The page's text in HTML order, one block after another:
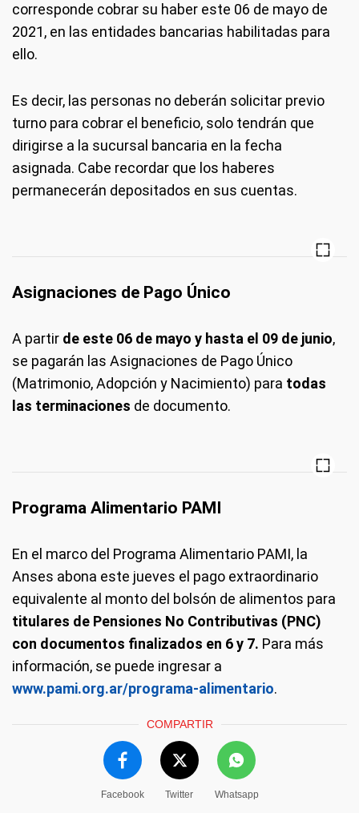
corresponde cobrar su haber este 06 de mayo de
2021, en las entidades bancarias habilitadas para
ello.
Es decir, las personas no deberán solicitar previo
turno para cobrar el beneficio, solo tendrán que
dirigirse a la sucursal bancaria en la fecha
asignada. Cabe recordar que los haberes
permanecerán depositados en sus cuentas.
Asignaciones de Pago Único
A partir de este 06 de mayo y hasta el 09 de junio,
se pagarán las Asignaciones de Pago Único
(Matrimonio, Adopción y Nacimiento) para todas
las terminaciones de documento.
Programa Alimentario PAMI
En el marco del Programa Alimentario PAMI, la
Anses abona este jueves el pago extraordinario
equivalente al monto del bolsón de alimentos para
titulares de Pensiones No Contributivas (PNC)
con documentos finalizados en 6 y 7. Para más
información, se puede ingresar a
www.pami.org.ar/programa-alimentario.
COMPARTIR
Facebook Twitter Whatsapp